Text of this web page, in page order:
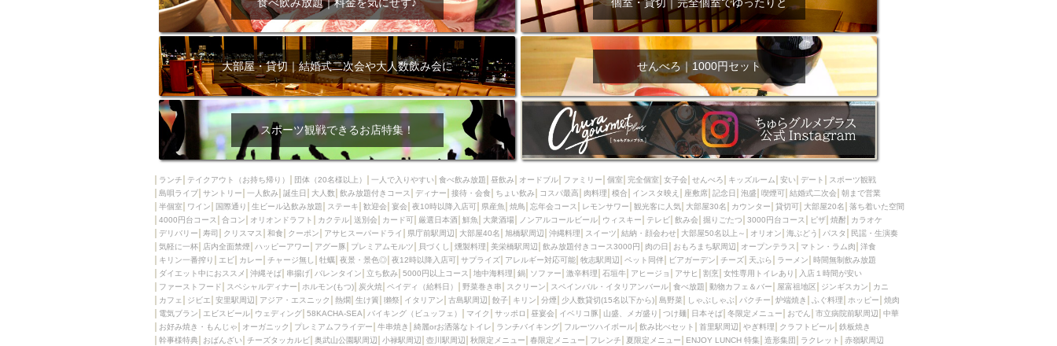
キリン一番搾り
エビ カレー チャージ無し 牡蠣 夜景・景色◎ 夜12時以降入店可
サプライズ
アレルギー対応可能
牧志駅周辺 ペット同伴 ビアガーデン 天ぷら
時間無制飲み放題
ダイエット中におススメ
沖縄そば 串揚げ バレンタイン 立ち飲み 5000円以上コース 地中海料理
鍋
ソファー
激辛料理 石垣牛 アヒージョ アサヒ 割烹 女性専用トイレあり
入店１時間が安い
ファーストフード
スペシャルディナー ホルモン(もつ) 炭火焼 ペイディ（給料日）
野菜巻き串
スクリーン
スペインバル・イタリアンバール 食べ放題 動物カフェ＆バー 屋富祖地区
ジンギスカン
カニ
カフェ ジビエ 安里駅周辺 アジア・エスニック 熱燗 生け簀 獺祭 イタリアン
古島駅周辺
分煙 少人数貸切(15名以下から) しゃぶしゃぶ パクチー 炉端焼き
ふぐ料理
ホッピー
焼肉 電気ブラン エビスビール ウェディング 58KACHA-SEA
バイキング（ビュッフェ）
マイク
サッポロ 昼宴会 イベリコ豚 山盛、メガ盛り つけ麺 日本そば 冬限定メニュー
おでん
市立病院前駅周辺
中華 お好み焼き・もんじゃ オーガニック プレミアムフライデー
牛串焼き
綺麗orお洒落なトイレ
ランチバイキング フルーツハイボール 飲み比べセット 首里駅周辺
やぎ料理
クラフトビール
鉄板焼き 幹事様特典 おばんざい チーズタッカルビ 奥武山公園駅周辺
小禄駅周辺
壺川駅周辺
秋限定メニュー 春限定メニュー フレンチ 夏限定メニュー ENJOY LUNCH 特集
造形集団
ラクレット
赤嶺駅周辺 シードル 那覇空港駅周辺 儀保駅周辺
大部屋・貸切｜結婚式二次会や大人数飲み会に せんべろ｜1000円セット
スポーツ観戦できるお店特集！
ランチ テイクアウト（お持ち帰り） 団体（20名様以上） 一人で入りやすい 食べ飲み放題 昼飲み オードブル ファミリー 個室 完全個室 女子会 せんべろ キッズルーム 安い デート
スポーツ観戦
島唄ライブ サントリー 一人飲み 誕生日 大人数 飲み放題付きコース ディナー 接待・会食 ちょい飲み コスパ最高 肉料理 模合 インスタ映え 座敷席 記念日 泡盛 喫煙可 結婚式二次会 朝まで営業
半個室
ワイン 国際通り 生ビール込飲み放題 ステーキ 歓迎会 宴会 夜10時以降入店可 県産魚 焼鳥 忘年会コース レモンサワー 観光客に人気 大部屋30名 カウンター 貸切可 大部屋20名
落ち着いた空間
4000円台コース
合コン オリオンドラフト カクテル 送別会 カード可 厳選日本酒 鮮魚 大衆酒場 ノンアルコールビール ウィスキー テレビ 飲み会 掘りごたつ 3000円台コース ピザ 焼酎
カラオケ
デリバリー
寿司 クリスマス 和食 クーポン アサヒスーパードライ 県庁前駅周辺 大部屋40名 旭橋駅周辺 沖縄料理 スイーツ 結納・顔会わせ 大部屋50名以上～ オリオン 海ぶどう パスタ
民謡・生演奏
気軽に一杯
店内全面禁煙 ハッピーアワー アグー豚 プレミアムモルツ 貝づくし 燻製料理 美栄橋駅周辺 飲み放題付きコース3000円 肉の日 おもろまち駅周辺 オープンテラス マトン・ラム肉
洋食
キリン一番搾り
エビ カレー チャージ無し 牡蠣 夜景・景色◎ 夜12時以降入店可 サプライズ アレルギー対応可能 牧志駅周辺 ペット同伴 ビアガーデン チーズ 天ぷら ラーメン
時間無制飲み放題
ダイエット中におススメ
沖縄そば 串揚げ バレンタイン 立ち飲み 5000円以上コース 地中海料理 鍋 ソファー 激辛料理 石垣牛 アヒージョ アサヒ 割烹 女性専用トイレあり
入店１時間が安い
ファーストフード
スペシャルディナー ホルモン(もつ) 炭火焼 ペイディ（給料日） 野菜巻き串 スクリーン スペインバル・イタリアンバール 食べ放題 動物カフェ＆バー 屋富祖地区 ジンギスカン
カニ
カフェ
ジビエ 安里駅周辺 アジア・エスニック 熱燗 生け簀 獺祭 イタリアン 古島駅周辺 餃子 キリン 分煙 少人数貸切(15名以下から) 島野菜 しゃぶしゃぶ パクチー 炉端焼き ふぐ料理 ホッピー
焼肉
電気ブラン
エビスビール ウェディング 58KACHA-SEA バイキング（ビュッフェ） マイク サッポロ 昼宴会 イベリコ豚 山盛、メガ盛り つけ麺 日本そば 冬限定メニュー おでん 市立病院前駅周辺
中華
お好み焼き・もんじゃ
オーガニック プレミアムフライデー 牛串焼き 綺麗orお洒落なトイレ ランチバイキング フルーツハイボール 飲み比べセット 首里駅周辺 やぎ料理 クラフトビール 鉄板焼き
幹事様特典
おばんざい チーズタッカルビ 奥武山公園駅周辺 小禄駅周辺 壺川駅周辺 秋限定メニュー 春限定メニュー フレンチ 夏限定メニュー ENJOY LUNCH 特集 造形集団 ラクレット 赤嶺駅周辺